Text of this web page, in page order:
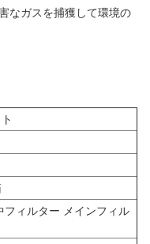
なガスを捕獲して環境の
フィルター メインフィル